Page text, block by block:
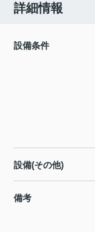
詳細情報
設備条件
設備(その他)
備考